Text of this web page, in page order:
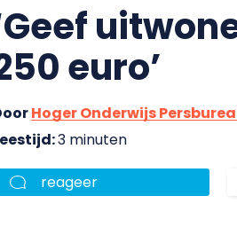
euro’
Hoger Onderwijs
3 minuten
reageer